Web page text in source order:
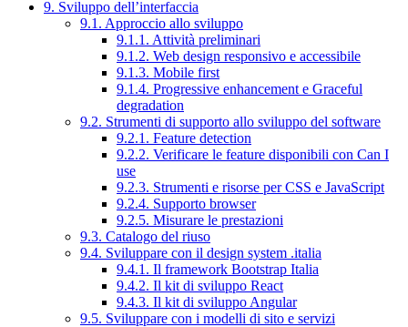
9. Sviluppo dell’interfaccia
9.1. Approccio allo sviluppo
9.1.1. Attività preliminari
9.1.2. Web design responsivo e accessibile
9.1.3. Mobile first
9.1.4. Progressive enhancement e Graceful
degradation
9.2. Strumenti di supporto allo sviluppo del software
9.2.1. Feature detection
9.2.2. Verificare le feature disponibili con Can I
use
9.2.3. Strumenti e risorse per CSS e JavaScript
9.2.4. Supporto browser
9.2.5. Misurare le prestazioni
9.3. Catalogo del riuso
9.4. Sviluppare con il design system .italia
9.4.1. Il framework Bootstrap Italia
9.4.2. Il kit di sviluppo React
9.4.3. Il kit di sviluppo Angular
9.5. Sviluppare con i modelli di sito e servizi